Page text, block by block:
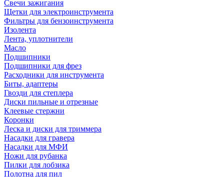
Свечи зажигания
Щетки для электроинструмента
Фильтры для бензоинструмента
Изолента
Лента, уплотнители
Масло
Подшипники
Подшипники для фрез
Расходники для инструмента
Биты, адаптеры
Гвозди для степлера
Диски пильные и отрезные
Клеевые стержни
Коронки
Леска и диски для триммера
Насадки для гравера
Насадки для МФИ
Ножи для рубанка
Пилки для лобзика
Полотна для пил